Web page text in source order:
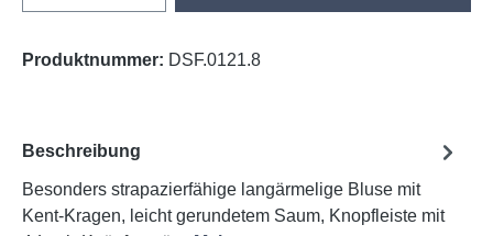
Produktnummer: DSF.0121.8
Beschreibung
Besonders strapazierfähige langärmelige Bluse mit
Kent-Kragen, leicht gerundetem Saum, Knopfleiste mit